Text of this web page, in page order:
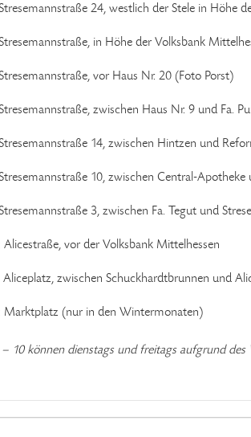
24, westlich der Stele in Höhe
in Höhe der Volksbank
vor Haus Nr. 20 (Foto Porst)
zwischen Haus Nr. 9 und Fa.
14, zwischen Hintzen und
10, zwischen Central-
3, zwischen Fa. Tegut und
Alicestraße, vor der Volksbank Mittelhessen
Aliceplatz, zwischen Schuckhardtbrunnen und
Marktplatz (nur in den Wintermonaten)
– 10 können dienstags und freitags aufgrund